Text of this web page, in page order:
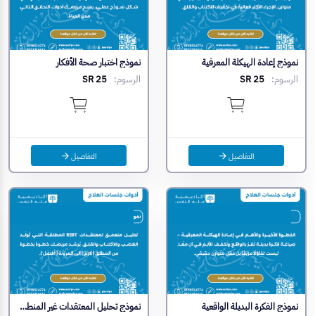
نموذج إعادة الهيكلة المعرفية
الرسوم: SR 25
التفاصيل
نموذج اختبار صحة الأفكار
الرسوم: SR 25
التفاصيل
نموذج الفكرة البديلة الواقعية
نموذج تحليل المعتقدات غير المنطقية